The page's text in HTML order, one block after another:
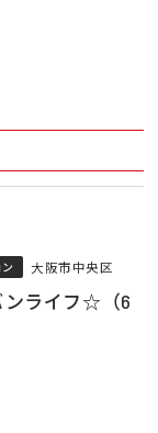
大阪市中央区
ライフ☆（6